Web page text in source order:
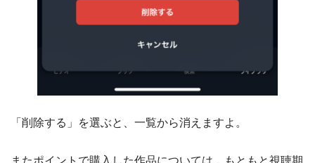
「削除する」を選ぶと、一覧から消えますよ。
またポイントで購入した作品については、もともと視聴期